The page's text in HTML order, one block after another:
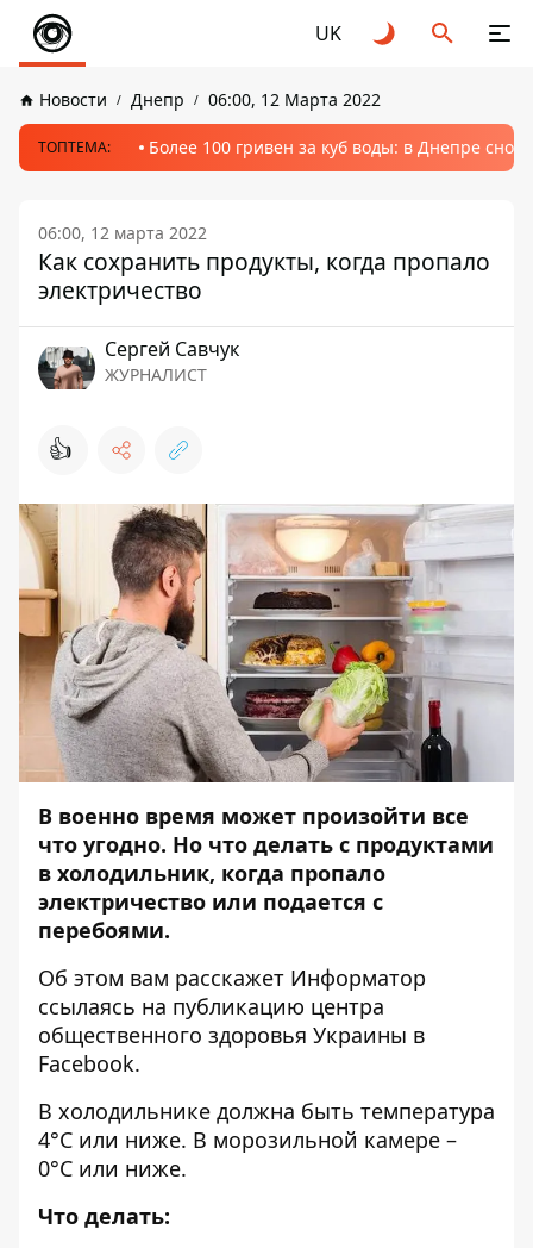
UK
Новости Днепр 06:00, 12 Марта 2022
ТОПТЕМА: Более 100 гривен за куб воды: в Днепре
06:00, 12 марта 2022
Как сохранить продукты, когда пропало
электричество
Сергей Савчук
ЖУРНАЛИСТ
👍
В военно время может произойти все
что угодно. Но что делать с продуктами
в холодильник, когда пропало
электричество или подается с
перебоями.
Об этом вам расскажет Информатор
ссылаясь на публикацию центра
общественного здоровья Украины в
Facebook.
В холодильнике должна быть температура
4°С или ниже. В морозильной камере –
0°С или ниже.
Что делать: